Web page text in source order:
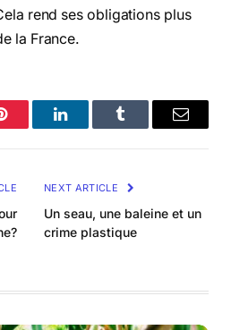
rend ses obligations plus
la France.
Pinterest LinkedInTumblr Email
NEXT ARTICLE
Un seau, une baleine et un
crime plastique